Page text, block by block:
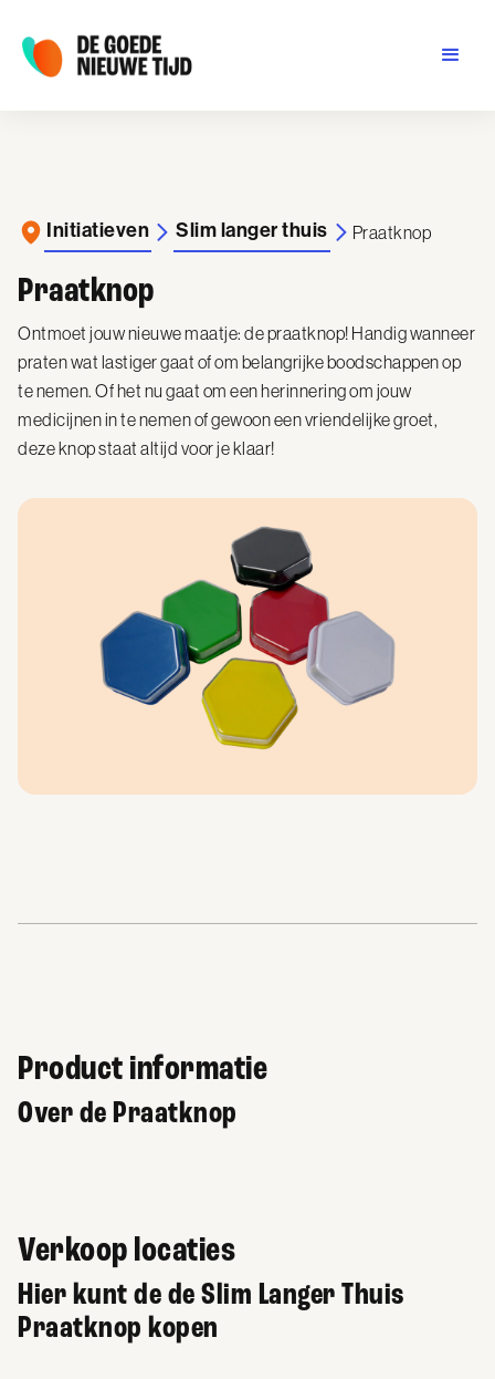
Initiatieven Slim langer thuis Praatknop
Praatknop
Ontmoet jouw nieuwe maatje: de praatknop! Handig wanneer
praten wat lastiger gaat of om belangrijke boodschappen op
te nemen. Of het nu gaat om een herinnering om jouw
medicijnen in te nemen of gewoon een vriendelijke groet,
deze knop staat altijd voor je klaar!
Product informatie
Over de Praatknop
Verkoop locaties
Hier kunt de de Slim Langer Thuis
Praatknop kopen